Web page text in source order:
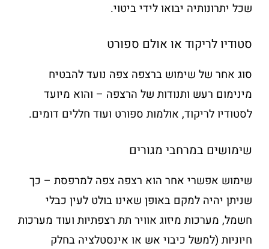
שכל יתרונותיה יבואו לידי ביטוי.
סטודיו לריקוד או אולם ספורט
סוג אחר של שימוש ברצפה צפה נועד להבטיח
מינימום רעש ותנודות של הרצפה – והוא מיועד
לסטודיו לריקוד, אולמות ספורט ועוד חללים דומים.
שימושים במרחבי מגורים
שימוש אפשרי אחר הוא רצפה צפה למרפסת – כך
שניתן יהיה למקם באופן שאינו בולט לעין כבלי
חשמל, מערכות מיזוג אוויר תת רצפתיות ועוד מערכות
חיוניות (למשל כיבוי אש או אינסטלציה בחלק